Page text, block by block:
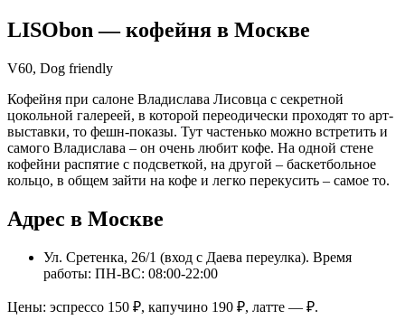
LISObon — кофейня в Москве
V60, Dog friendly
Кофейня при салоне Владислава Лисовца с секретной
цокольной галереей, в которой переодически проходят то арт-
выставки, то фешн-показы. Тут частенько можно встретить и
самого Владислава – он очень любит кофе. На одной стене
кофейни распятие с подсветкой, на другой – баскетбольное
кольцо, в общем зайти на кофе и легко перекусить – самое то.
Адрес в Москве
Ул. Сретенка, 26/1 (вход с Даева переулка). Время
работы: ПН-ВС: 08:00-22:00
Цены: эспрессо 150 ₽, капучино 190 ₽, латте — ₽.